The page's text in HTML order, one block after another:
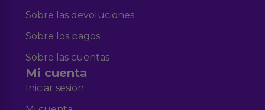
Sobre las devoluciones
Sobre los pagos
Sobre las cuentas
Mi cuenta
Iniciar sesión